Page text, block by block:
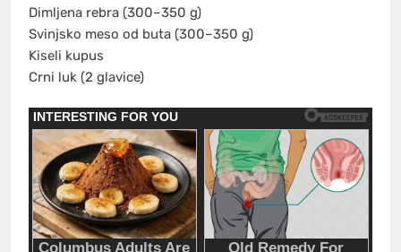
Dimljena rebra (300–350 g)
Svinjsko meso od buta (300–350 g)
Kiseli kupus
Crni luk (2 glavice)